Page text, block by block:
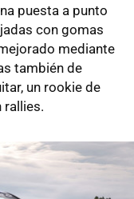
puesta a punto
con gomas
mediante
también de
un rookie de
rallies.